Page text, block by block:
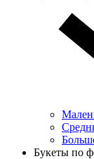
Букеты по